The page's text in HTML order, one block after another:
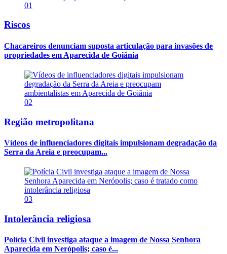
01
Riscos
Chacareiros denunciam suposta articulação para invasões de
propriedades em Aparecida de Goiânia
02
Região metropolitana
Vídeos de influenciadores digitais impulsionam degradação da
Serra da Areia e preocupam...
03
Intolerância religiosa
Polícia Civil investiga ataque a imagem de Nossa Senhora
Aparecida em Nerópolis; caso é...